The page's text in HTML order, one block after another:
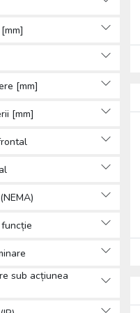
de operare și
logice programabile
alarmă (12)
de automatizare
mașini electrice (3)
și încărcătoare
(2825)
răcire și aerisire
[mm]
[mm]
sub acțiunea